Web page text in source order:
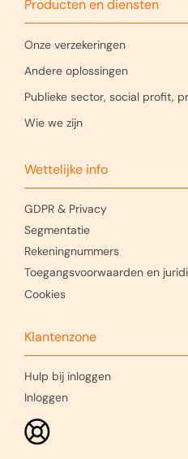
Producten en diensten
Onze verzekeringen
Andere oplossingen
Publieke sector, social profit,
Wie we zijn
Wettelijke info
GDPR & Privacy
Segmentatie
Rekeningnummers
Toegangsvoorwaarden en
Cookies
Klantenzone
Hulp bij inloggen
Inloggen